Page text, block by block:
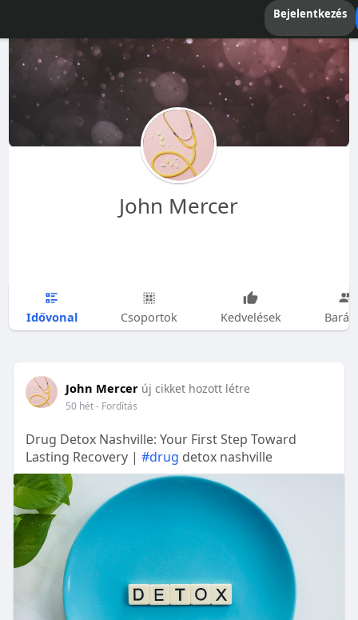
Bejelentkezés
John Mercer
Idővonal Csoportok Kedvelések
John Mercer új cikket hozott létre
50 hét- Fordítás
Drug Detox Nashville: Your First Step Toward
Lasting Recovery | #drug detox nashville